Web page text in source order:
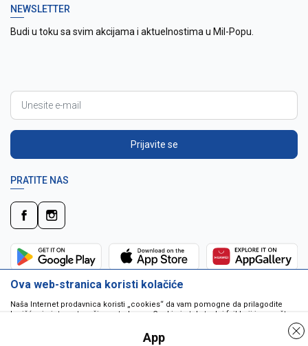
NEWSLETTER
Budi u toku sa svim akcijama i aktuelnostima u Mil-Popu.
Prijavite se
PRATITE NAS
Ova web-stranica koristi kolačiće
Naša Internet prodavnica koristi „cookies“ da vam pomogne da prilagodite
korišćenje interneta vašim potrebama. Cookie je tekstualni fajl koji je smešten
da pokrenu program ili da isporuče virus vašem računaru. Cookie-i su
jedinstveno dodeljeni vama, i jedino mogu biti pročitani od strane web servera
App